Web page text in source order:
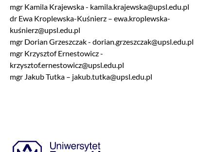
mgr Kamila Krajewska - kamila.krajewska@upsl.edu.pl
dr Ewa Kroplewska-Kuśnierz – ewa.kroplewska-
kuśnierz@upsl.edu.pl
mgr Dorian Grzeszczak - dorian.grzeszczak@upsl.edu.pl
mgr Krzysztof Ernestowicz -
krzysztof.ernestowicz@upsl.edu.pl
mgr Jakub Tutka – jakub.tutka@upsl.edu.pl